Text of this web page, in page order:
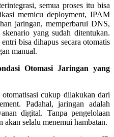
semua proses itu bisa
memicu deployment, IPAM
jaringan, memperbarui DNS,
yang sudah ditentukan.
bisa dihapus secara otomatis
manual.
Otomasi Jaringan yang
cukup dilakukan dari
Padahal, jaringan adalah
digital. Tanpa pengelolaan
selalu menemui hambatan.